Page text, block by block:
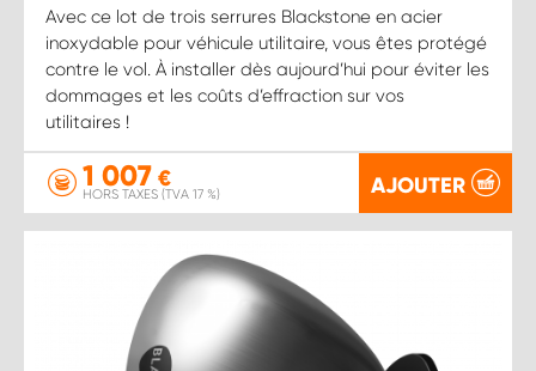
Avec ce lot de trois serrures Blackstone en acier
inoxydable pour véhicule utilitaire, vous êtes protégé
contre le vol. À installer dès aujourd’hui pour éviter les
dommages et les coûts d’effraction sur vos
utilitaires !
1 007 €
HORS TAXES (TVA 17 %) AJOUTER